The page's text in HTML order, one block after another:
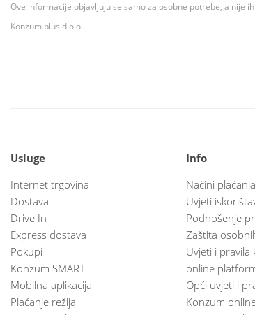
Ove informacije objavljuju se samo za osobne potrebe, a nije
Konzum plus d.o.o.
Usluge
Internet trgovina
Dostava
Drive In
Express dostava
Pokupi
Konzum SMART
Mobilna aplikacija
Plaćanje režija
Info
Načini plaćanja
Uvjeti
Podnošenje
Zaštita
Uvjeti i pravila
online
Opći uvjeti i
Konzum